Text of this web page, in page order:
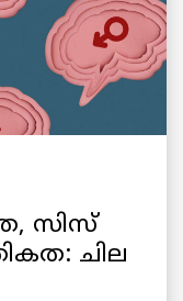
സിസ്
ചില